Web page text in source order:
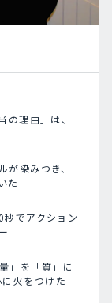
の理由」は、
染みつき、
た
でアクション
」を「質」に
火をつけた